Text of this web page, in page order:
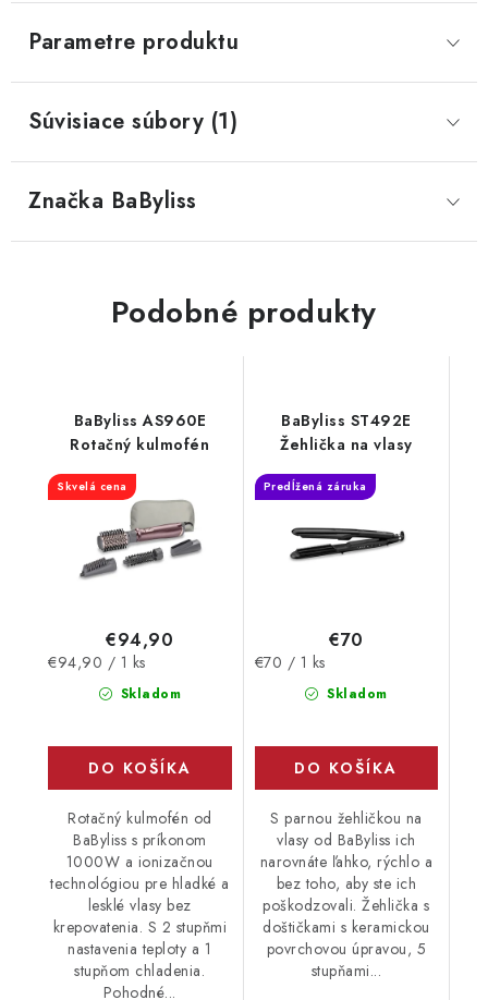
Parametre produktu
Súvisiace súbory (1)
Značka BaByliss
Podobné produkty
BaByliss AS960E
Rotačný kulmofén
Skvelá cena
Skladom
€94,90
Jednotková
€94,90 / 1 ks
DO KOŠÍKA
Rotačný kulmofén od
BaByliss s príkonom
1000W a ionizačnou
technológiou pre hladké a
lesklé vlasy bez
krepovatenia. S 2 stupňmi
nastavenia teploty a 1
stupňom chladenia.
Pohodné...
BaByliss ST492E
Žehlička na vlasy
Predĺžená záruka
Skladom
€70
Jednotková
€70 / 1 ks
DO KOŠÍKA
S parnou žehličkou na
vlasy od BaByliss ich
narovnáte ľahko, rýchlo a
bez toho, aby ste ich
poškodzovali. Žehlička s
doštičkami s keramickou
povrchovou úpravou, 5
stupňami...